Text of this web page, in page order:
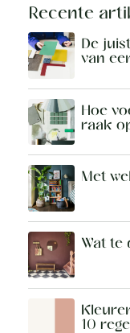
Recente
De
van
Hoe
raak
Met
Wat te
10